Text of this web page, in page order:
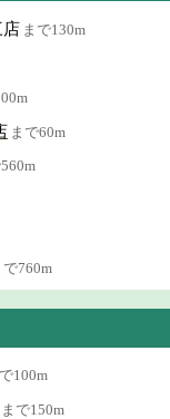
店 まで130m
まで60m
で760m
100m
まで150m